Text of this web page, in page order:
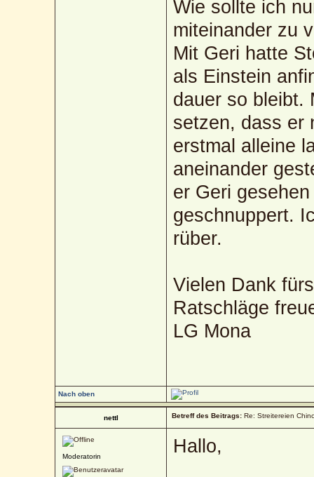
Wie sollte ich
miteinander zu
Mit Geri hatte
als Einstein
dauer so bleibt.
setzen, dass er
erstmal alleine
aneinander
er Geri
geschnuppert.
rüber.
Vielen Dank
Ratschläge
LG Mona
Nach oben
nettl Betreff des Beitrags: Re: Streitereien
Moderatorin Hallo,